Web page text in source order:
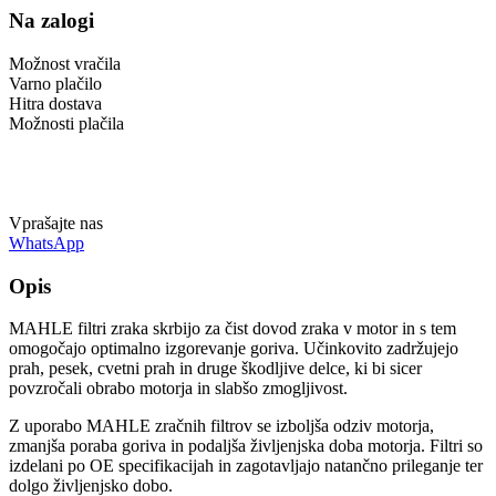
Na zalogi
Možnost vračila
Varno plačilo
Hitra dostava
Možnosti plačila
Vprašajte nas
WhatsApp
Opis
MAHLE filtri zraka skrbijo za čist dovod zraka v motor in s tem
omogočajo optimalno izgorevanje goriva. Učinkovito zadržujejo
prah, pesek, cvetni prah in druge škodljive delce, ki bi sicer
povzročali obrabo motorja in slabšo zmogljivost.
Z uporabo MAHLE zračnih filtrov se izboljša odziv motorja,
zmanjša poraba goriva in podaljša življenjska doba motorja. Filtri so
izdelani po OE specifikacijah in zagotavljajo natančno prileganje ter
dolgo življenjsko dobo.